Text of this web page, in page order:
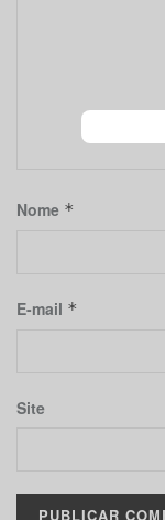
Nome *
E-mail *
Site